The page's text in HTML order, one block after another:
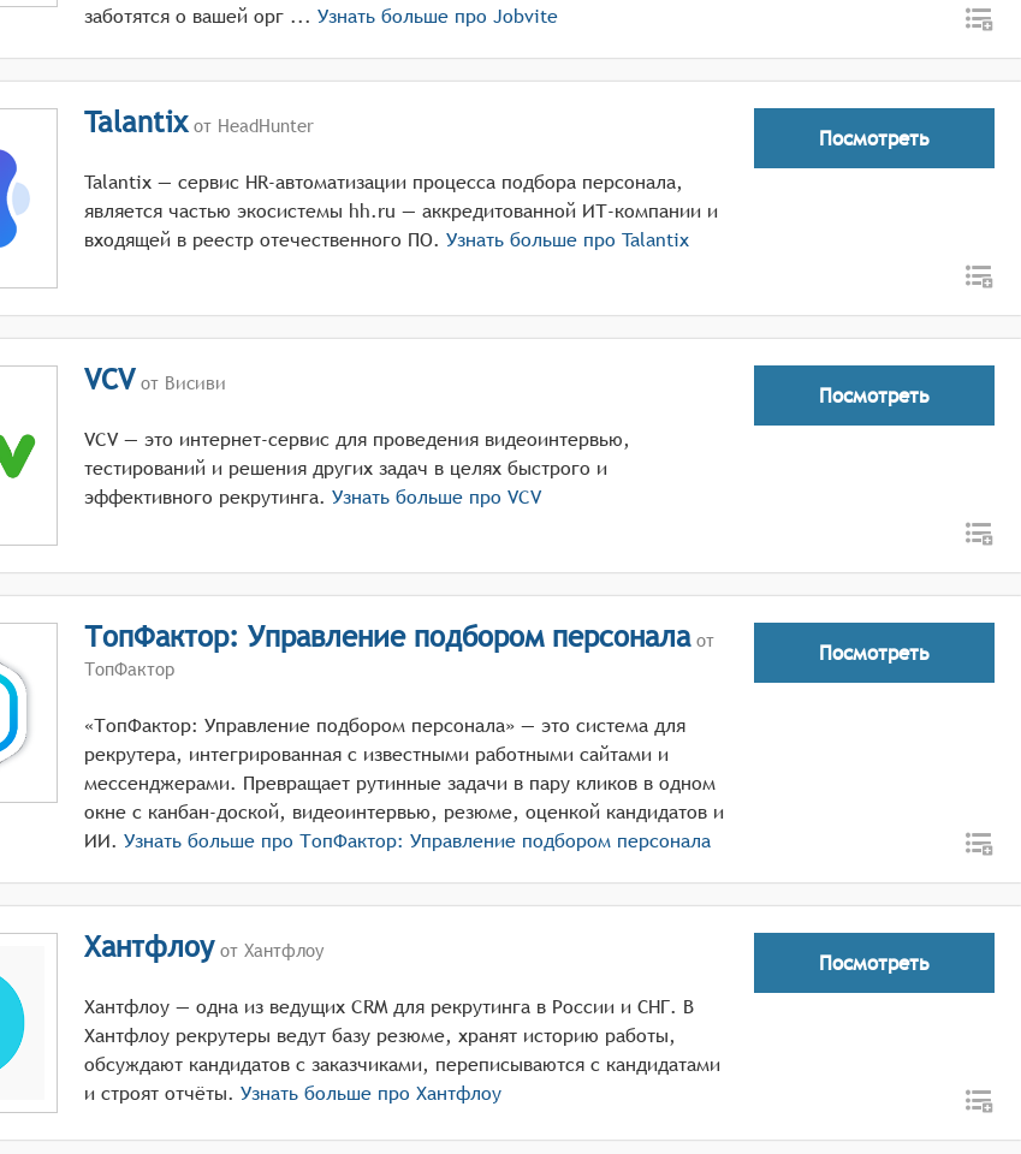
заботятся о вашей орг ... Узнать больше про Jobvite
Talantixот HeadHunter
Talantiх — сервис HR-автоматизации процесса подбора персонала,
является частью экосистемы hh.ru — аккредитованной ИТ-компании и
входящей в реестр отечественного ПО. Узнать больше про Talantix
Посмотреть
VCV от Висиви
VCV — это интернет-сервис для проведения видеоинтервью,
тестирований и решения других задач в целях быстрого и
эффективного рекрутинга. Узнать больше про VCV
Посмотреть
ТопФактор: Управление подбором персоналаот
ТопФактор
«ТопФактор: Управление подбором персонала» — это система для
рекрутера, интегрированная с известными работными сайтами и
мессенджерами. Превращает рутинные задачи в пару кликов в одном
окне с канбан-доской, видеоинтервью, резюме, оценкой кандидатов и
ИИ. Узнать больше про ТопФактор: Управление подбором персонала
Посмотреть
Хантфлоу от Хантфлоу
Хантфлоу — одна из ведущих CRM для рекрутинга в России и СНГ. В
Хантфлоу рекрутеры ведут базу резюме, хранят историю работы,
обсуждают кандидатов с заказчиками, переписываются с кандидатами
и строят отчёты. Узнать больше про Хантфлоу
Посмотреть